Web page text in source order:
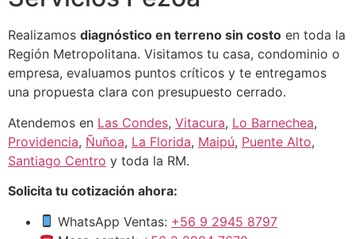
Realizamos diagnóstico en terreno sin costo en toda la
Región Metropolitana. Visitamos tu casa, condominio o
empresa, evaluamos puntos críticos y te entregamos
una propuesta clara con presupuesto cerrado.
Atendemos en Las Condes, Vitacura, Lo Barnechea,
Providencia, Ñuñoa, La Florida, Maipú, Puente Alto,
Santiago Centro y toda la RM.
Solicita tu cotización ahora:
WhatsApp Ventas: +56 9 2945 8797